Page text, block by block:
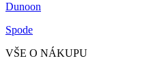
Dunoon
Spode
VŠE O NÁKUPU